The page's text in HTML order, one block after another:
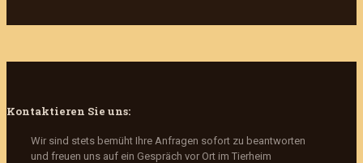
Kontaktieren Sie uns:
Wir sind stets bemüht Ihre Anfragen sofort zu beantworten
und freuen uns auf ein Gespräch vor Ort im Tierheim